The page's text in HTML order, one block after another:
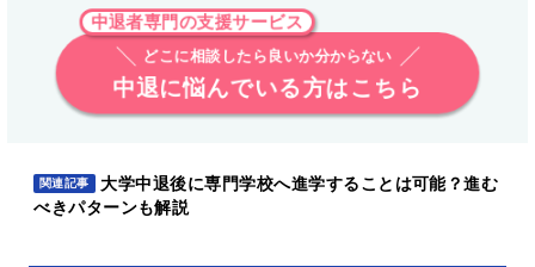
中退者専門の支援サービス
どこに相談したら良いか分からない
中退に悩んでいる方はこちら
関連記事
大学中退後に専門学校へ進学することは可能？進む
べきパターンも解説